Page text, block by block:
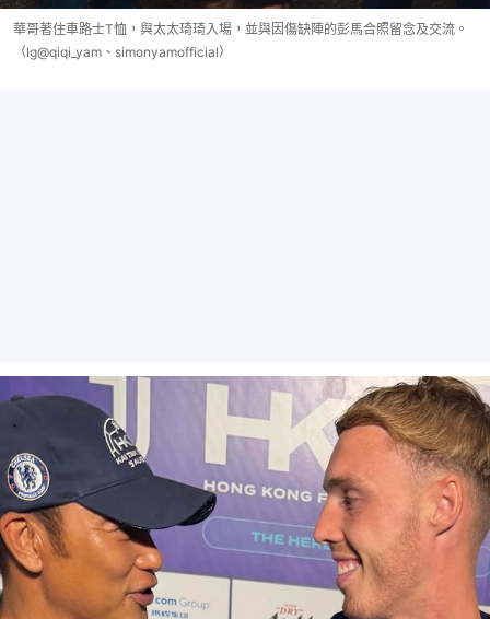
華哥著住車路士T恤，與太太琦琦入場，並與因傷缺陣的彭馬合照留念及交流。
（Ig@qiqi_yam、simonyamofficial）